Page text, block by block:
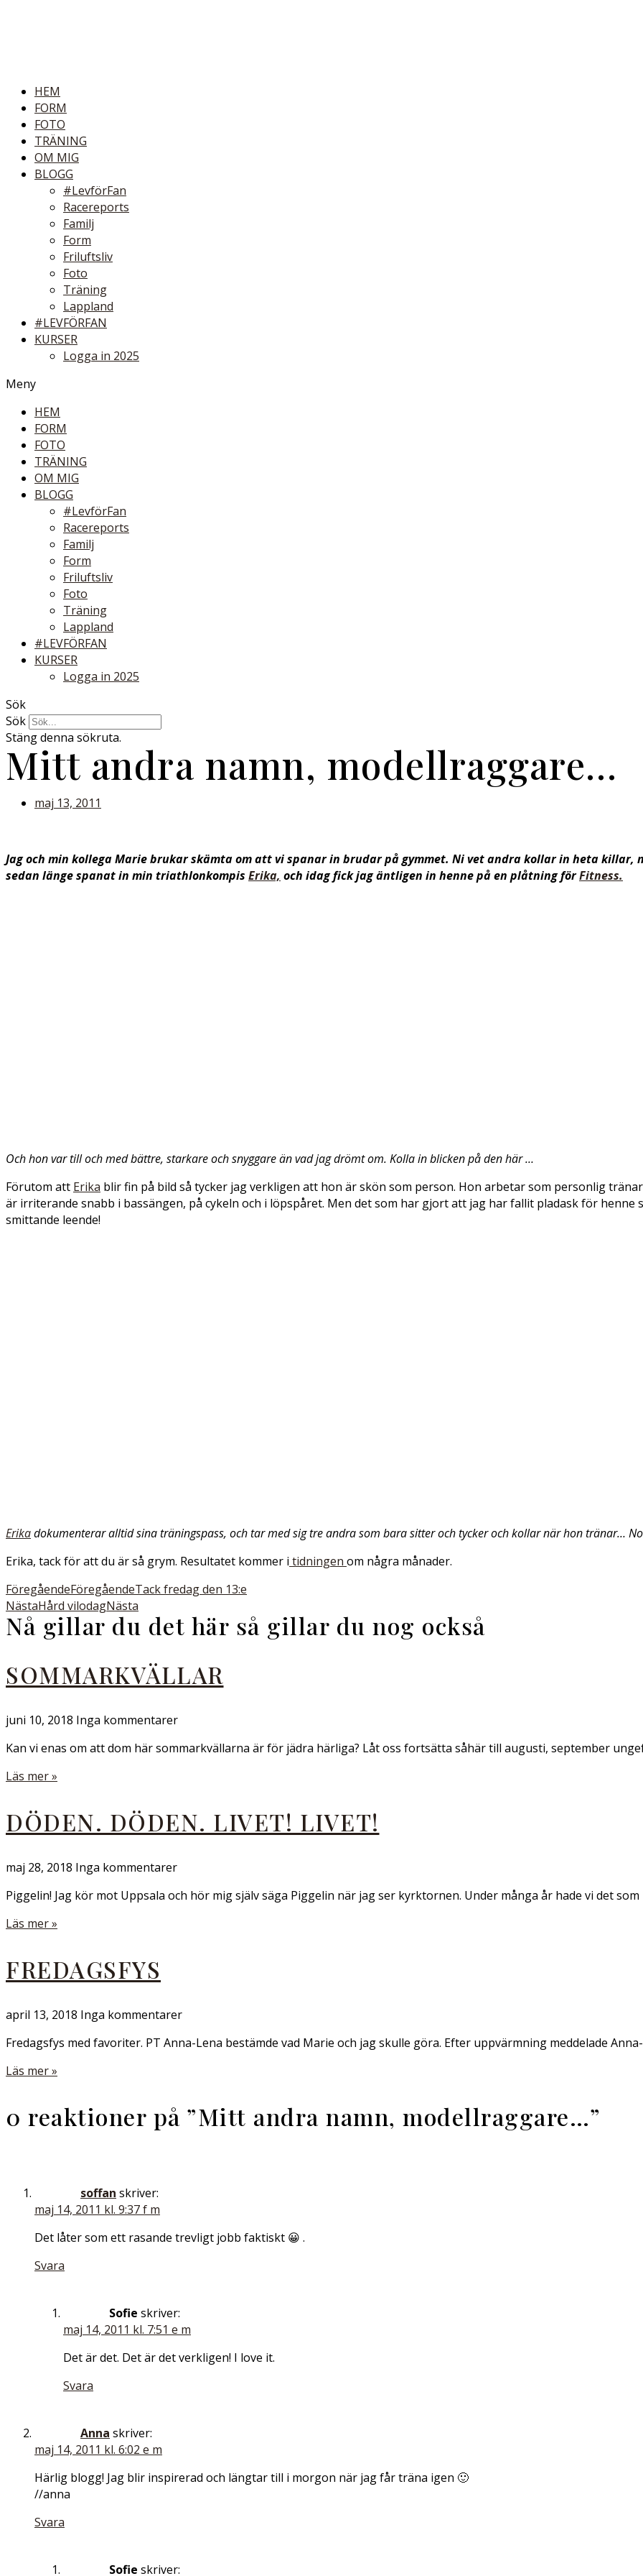
HEM
FORM
FOTO
TRÄNING
OM MIG
BLOGG
#LevförFan
Racereports
Familj
Form
Friluftsliv
Foto
Träning
Lappland
#LEVFÖRFAN
KURSER
Logga in 2025
Meny
HEM
FORM
FOTO
TRÄNING
OM MIG
BLOGG
#LevförFan
Racereports
Familj
Form
Friluftsliv
Foto
Träning
Lappland
#LEVFÖRFAN
KURSER
Logga in 2025
Sök
Sök
Stäng denna sökruta.
Mitt andra namn, modellraggare…
maj 13, 2011
Jag och min kollega Marie brukar skämta om att vi spanar in brudar på gymmet. Ni vet andra kollar in heta killar,
sedan länge spanat in min triathlonkompis Erika, och idag fick jag äntligen in henne på en plåtning förFitness.
Och hon var till och med bättre, starkare och snyggare än vad jag drömt om. Kolla in blicken på den här …
Förutom att Erika blir fin på bild så tycker jag verkligen att hon är skön som person. Hon arbetar som personlig
är irriterande snabb i bassängen, på cykeln och i löpspåret. Men det som har gjort att jag har fallit pladask för
smittande leende!
Erikadokumenterar alltid sina träningspass, och tar med sig tre andra som bara sitter och tycker och kollar när hon tränar…
Erika, tack för att du är så grym. Resultatet kommer i tidningen om några månader.
FöregåendeFöregåendeTack fredag den 13:e
NästaHård vilodagNästa
Nå gillar du det här så gillar du nog också
SOMMARKVÄLLAR
juni 10, 2018 Inga kommentarer
Kan vi enas om att dom här sommarkvällarna är för jädra härliga? Låt oss fortsätta såhär till augusti, september
Läs mer »
DÖDEN. DÖDEN. LIVET! LIVET!
maj 28, 2018 Inga kommentarer
Piggelin! Jag kör mot Uppsala och hör mig själv säga Piggelin när jag ser kyrktornen. Under många år hade vi det som
Läs mer »
FREDAGSFYS
april 13, 2018 Inga kommentarer
Fredagsfys med favoriter. PT Anna-Lena bestämde vad Marie och jag skulle göra. Efter uppvärmning meddelade
Läs mer »
0 reaktioner på ”Mitt andra namn, modellraggare…”
soffan skriver:
maj 14, 2011 kl. 9:37 f m
Det låter som ett rasande trevligt jobb faktiskt 😀 .
Svara
Sofie skriver:
maj 14, 2011 kl. 7:51 e m
Det är det. Det är det verkligen! I love it.
Svara
Anna skriver:
maj 14, 2011 kl. 6:02 e m
Härlig blogg! Jag blir inspirerad och längtar till i morgon när jag får träna igen 🙂
//anna
Svara
Sofie skriver: